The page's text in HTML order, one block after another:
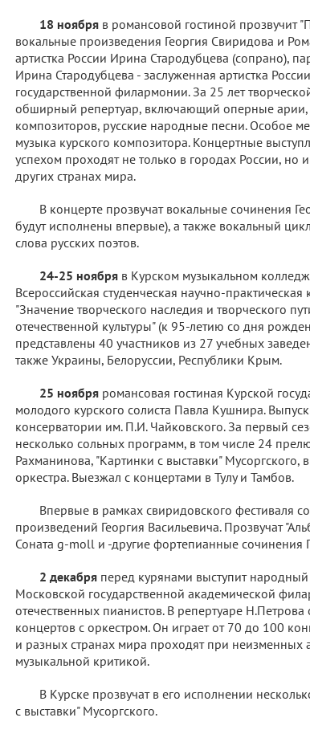
18 ноября в романсовой гостиной прозвучит
вокальные произведения Георгия Свиридова и
артистка России Ирина Стародубцева (сопрано),
Ирина Стародубцева - заслуженная артистка
государственной филармонии. За 25 лет
обширный репертуар, включающий оперные
композиторов, русские народные песни. Особое
музыка курского композитора. Концертные
успехом проходят не только в городах России,
других странах мира.
В концерте прозвучат вокальные сочинения
будут исполнены впервые), а также вокальный
слова русских поэтов.
24-25 ноября в Курском музыкальном
Всероссийская студенческая научно-
"Значение творческого наследия и творческого
отечественной культуры" (к 95-летию со дня
представлены 40 участников из 27 учебных
также Украины, Белоруссии, Республики Крым.
25 ноября романсовая гостиная Курской
молодого курского солиста Павла Кушнира.
консерватории им. П.И. Чайковского. За первый
несколько сольных программ, в том числе 24
Рахманинова, "Картинки с выставки" Мусоргского,
оркестра. Выезжал с концертами в Тулу и Тамбов.
Впервые в рамках свиридовского фестиваля
произведений Георгия Васильевича. Прозвучат
Соната g-moll и -другие фортепианные сочинения
2 декабря перед курянами выступит
Московской государственной академической
отечественных пианистов. В репертуаре
концертов с оркестром. Он играет от 70 до 100
и разных странах мира проходят при неизменных
музыкальной критикой.
В Курске прозвучат в его исполнении
с выставки" Мусоргского.